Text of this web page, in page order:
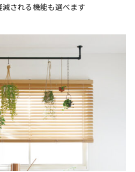
される機能も選べます